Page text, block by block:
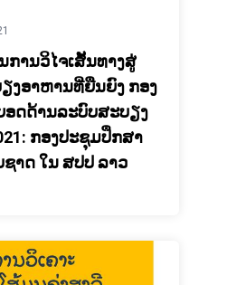
ການວິໄຈເສັ້ນທາງສູ່
ງອາຫານທີ່ຍືນຍົງ ກອງ
ດດ້ານລະບົບສະບຽງ
ກອງປະຊຸມປຶກສາ
າດ ໃນ ສປປ ລາວ